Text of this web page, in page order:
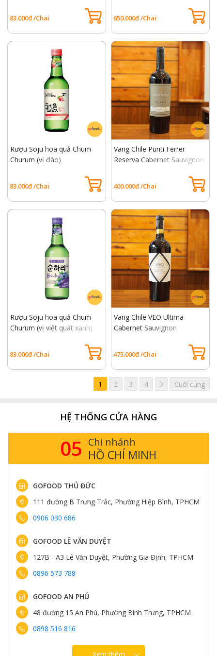
83.000đ /Chai 650.000đ /Chai
Rượu Soju hoa quả Chum
Churum (vị đào)
83.000đ /Chai
Vang Chile Punti Ferrer
Reserva Cabernet Sauvignon
400.000đ /Chai
Rượu Soju hoa quả Chum
Churum (vị việt quất xanh)
83.000đ /Chai
Vang Chile VEO Ultima
Cabernet Sauvignon
475.000đ /Chai
1 2 3 4 TiếpCuối cùng
HỆ THỐNG CỬA HÀNG
05 Chi nhánh
HỒ CHÍ MINH
GOFOOD THỦ ĐỨC
111 đường B Trưng Trắc, Phường Hiệp Bình, TPHCM
0906 030 686
GOFOOD LÊ VĂN DUYỆT
127B - A3 Lê Văn Duyệt, Phường Gia Định, TPHCM
0896 573 788
GOFOOD AN PHÚ
48 đường 15 An Phú, Phường Bình Trưng, TPHCM
0898 516 816